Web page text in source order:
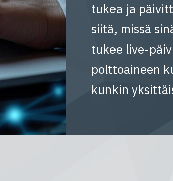
tukea ja
siitä, missä
tukee live-
polttoaineen
kunkin